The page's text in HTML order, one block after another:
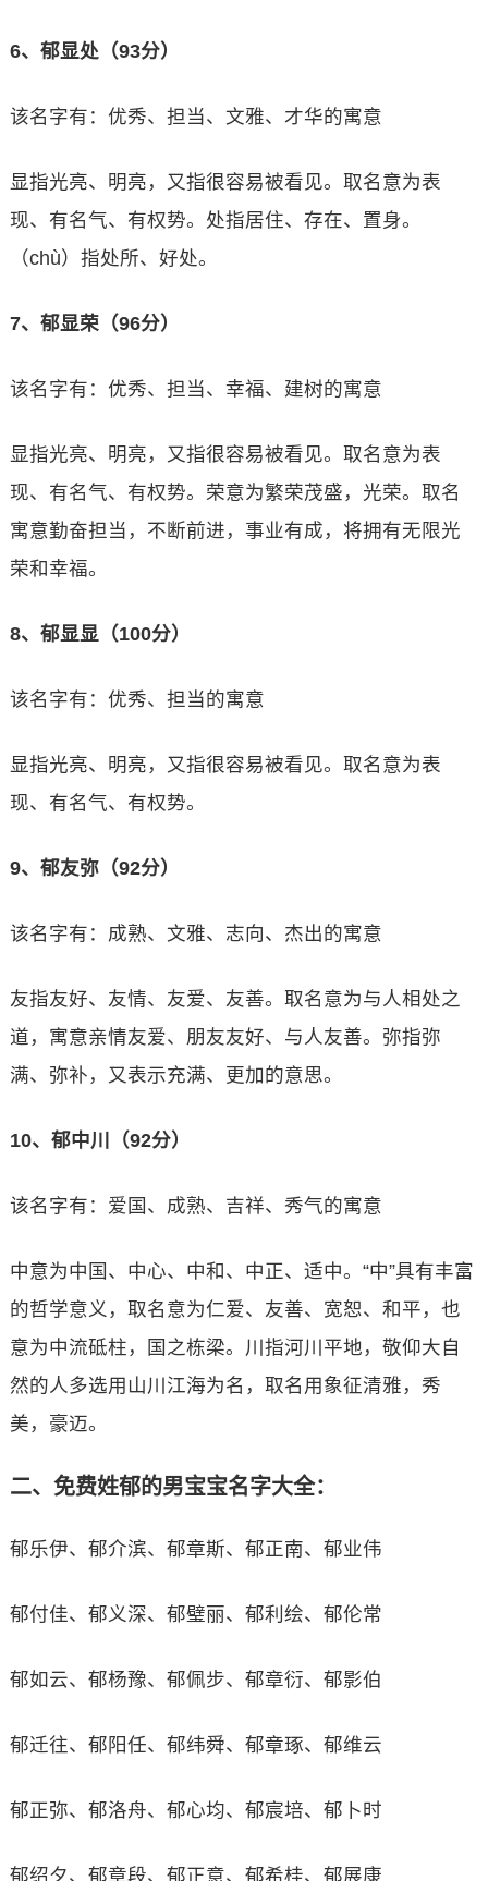
6、郁显处（93分）
该名字有：优秀、担当、文雅、才华的寓意
显指光亮、明亮，又指很容易被看见。取名意为表
现、有名气、有权势。处指居住、存在、置身。
（chù）指处所、好处。
7、郁显荣（96分）
该名字有：优秀、担当、幸福、建树的寓意
显指光亮、明亮，又指很容易被看见。取名意为表
现、有名气、有权势。荣意为繁荣茂盛，光荣。取名
寓意勤奋担当，不断前进，事业有成，将拥有无限光
荣和幸福。
8、郁显显（100分）
该名字有：优秀、担当的寓意
显指光亮、明亮，又指很容易被看见。取名意为表
现、有名气、有权势。
9、郁友弥（92分）
该名字有：成熟、文雅、志向、杰出的寓意
友指友好、友情、友爱、友善。取名意为与人相处之
道，寓意亲情友爱、朋友友好、与人友善。弥指弥
满、弥补，又表示充满、更加的意思。
10、郁中川（92分）
该名字有：爱国、成熟、吉祥、秀气的寓意
中意为中国、中心、中和、中正、适中。“中”具有丰富
的哲学意义，取名意为仁爱、友善、宽恕、和平，也
意为中流砥柱，国之栋梁。川指河川平地，敬仰大自
然的人多选用山川江海为名，取名用象征清雅，秀
美，豪迈。
二、免费姓郁的男宝宝名字大全：
郁乐伊、郁介滨、郁章斯、郁正南、郁业伟
郁付佳、郁义深、郁璧丽、郁利绘、郁伦常
郁如云、郁杨豫、郁佩步、郁章衍、郁影伯
郁迁往、郁阳任、郁纬舜、郁章琢、郁维云
郁正弥、郁洛舟、郁心均、郁宸培、郁卜时
郁绍夕、郁章段、郁正意、郁希桂、郁展康